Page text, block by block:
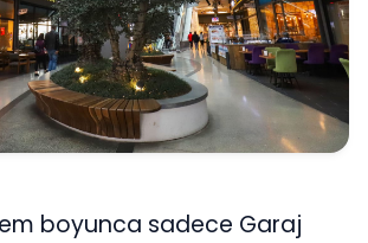
boyunca sadece Garaj